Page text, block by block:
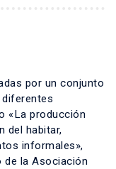
por un conjunto
«La producción
del habitar,
informales»,
de la Asociación